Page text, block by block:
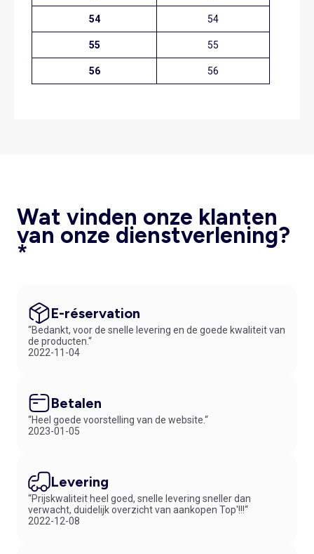
54 54
55 55
56 56
Wat vinden onze klanten
van onze dienstverlening?
*
E-réservation
“Bedankt, voor de snelle levering en de goede kwaliteit van
de producten.“
2022-11-04
Betalen
“Heel goede voorstelling van de website.“
2023-01-05
Levering
“Prijskwaliteit heel goed, snelle levering sneller dan
verwacht, duidelijk overzicht van aankopen Top'!!!“
2022-12-08